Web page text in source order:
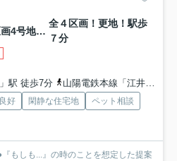
明石市大久保町西島全４区画4号地 土地
全４区画！更地！駅歩
７分
駅 徒歩7分
山陽電鉄本線「江井ヶ島」駅 徒歩14分
好 閑静な住宅地
ペット相談
もしも...』の時のことを想定した提案